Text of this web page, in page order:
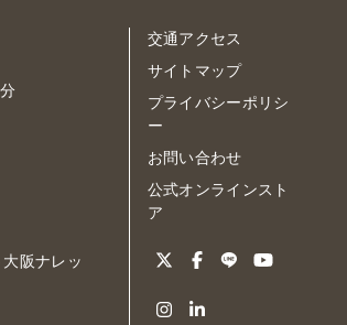
阪ナレッ
交通アクセス
サイトマップ
プライバシーポリシ
ー
お問い合わせ
公式オンラインスト
ア